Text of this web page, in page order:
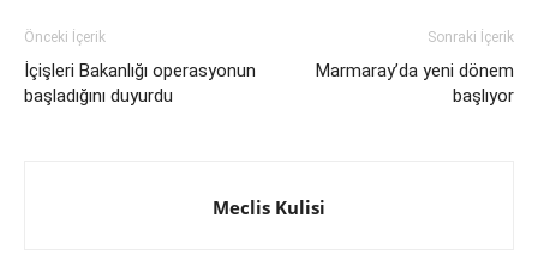
Önceki İçerik
İçişleri Bakanlığı operasyonun
başladığını duyurdu
Sonraki İçerik
Marmaray’da yeni dönem
başlıyor
Meclis Kulisi